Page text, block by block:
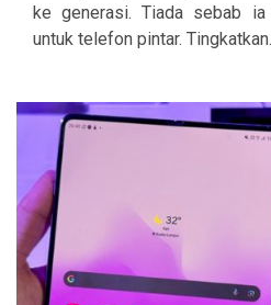
ke generasi. Tiada sebab
untuk telefon pintar.